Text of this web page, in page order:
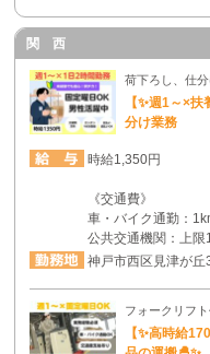
関 西
荷下ろし、仕分
【✨週1～×
分け業務
時給1,350円
《交通費》
車・バイク通勤：
公共交通機関：上限
神戸市西区見津が丘
フォークリフ
【✨高時給